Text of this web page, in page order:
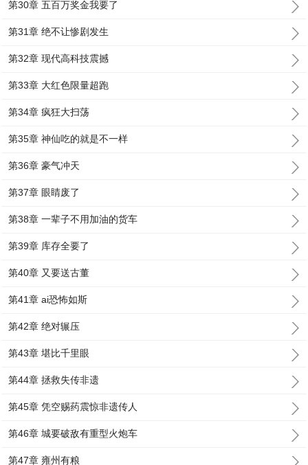
第30章 五百万奖金我要了
第31章 绝不让惨剧发生
第32章 现代高科技震撼
第33章 大红色限量超跑
第34章 疯狂大扫荡
第35章 神仙吃的就是不一样
第36章 豪气冲天
第37章 眼睛废了
第38章 一辈子不用加油的货车
第39章 库存全要了
第40章 又要送古董
第41章 ai恐怖如斯
第42章 绝对辗压
第43章 堪比千里眼
第44章 拯救失传非遗
第45章 凭空赐药震惊非遗传人
第46章 城要破敌有重型火炮车
第47章 雍州有粮